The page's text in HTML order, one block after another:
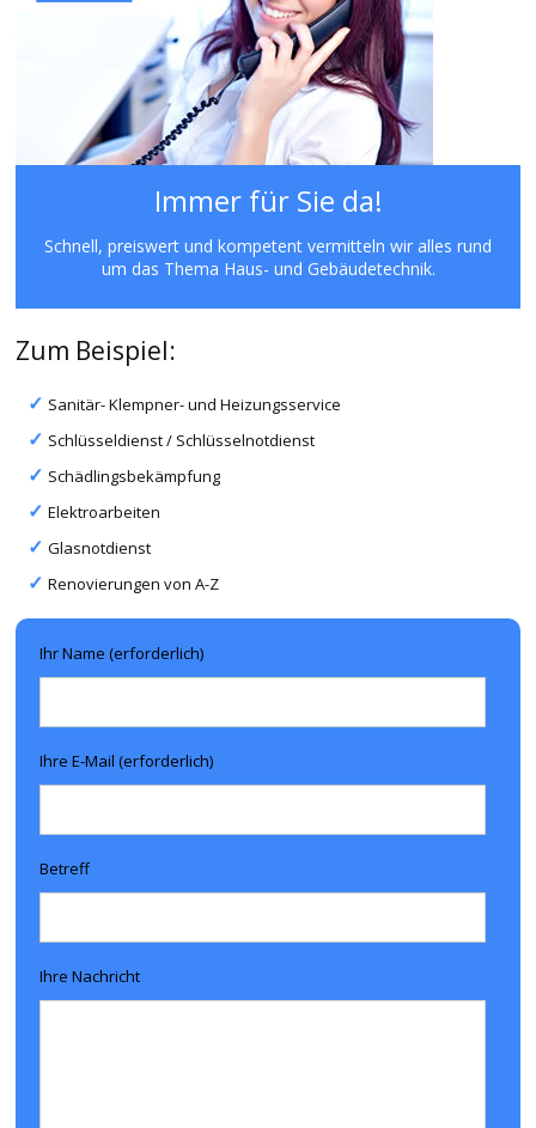
Immer für Sie da!
Schnell, preiswert und kompetent vermitteln wir alles rund
um das Thema Haus- und Gebäudetechnik.
Zum Beispiel:
Sanitär- Klempner- und Heizungsservice
Schlüsseldienst / Schlüsselnotdienst
Schädlingsbekämpfung
Elektroarbeiten
Glasnotdienst
Renovierungen von A-Z
Ihr Name (erforderlich)
Ihre E-Mail (erforderlich)
Betreff
Ihre Nachricht